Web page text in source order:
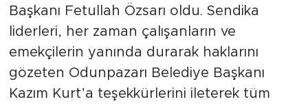
Başkanı Fetullah Özsarı oldu. Sendika
liderleri, her zaman çalışanların ve
emekçilerin yanında durarak haklarını
gözeten Odunpazarı Belediye Başkanı
Kazım Kurt’a teşekkürlerini ileterek tüm